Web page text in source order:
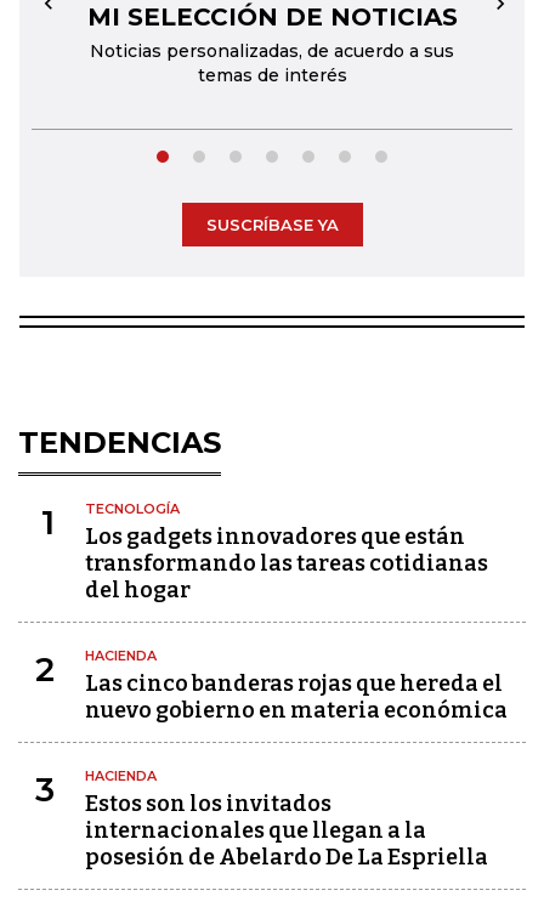
MI SELECCIÓN DE NOTICIAS
Noticias personalizadas, de acuerdo a sus
temas de interés
← →
SUSCRÍBASE YA
TENDENCIAS
1 TECNOLOGÍA
Los gadgets innovadores que están
transformando las tareas cotidianas
del hogar
2 HACIENDA
Las cinco banderas rojas que hereda el
nuevo gobierno en materia económica
3 HACIENDA
Estos son los invitados
internacionales que llegan a la
posesión de Abelardo De La Espriella